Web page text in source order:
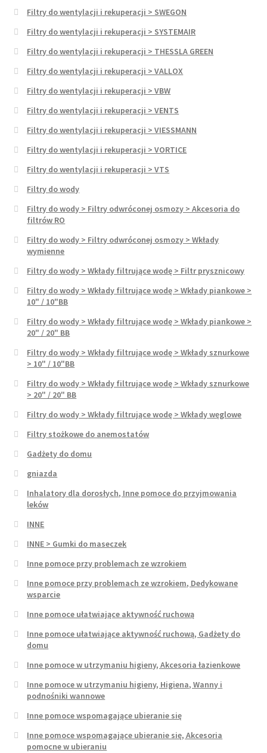
Filtry do wentylacji i rekuperacji > SWEGON
Filtry do wentylacji i rekuperacji > SYSTEMAIR
Filtry do wentylacji i rekuperacji > THESSLA GREEN
Filtry do wentylacji i rekuperacji > VALLOX
Filtry do wentylacji i rekuperacji > VBW
Filtry do wentylacji i rekuperacji > VENTS
Filtry do wentylacji i rekuperacji > VIESSMANN
Filtry do wentylacji i rekuperacji > VORTICE
Filtry do wentylacji i rekuperacji > VTS
Filtry do wody
Filtry do wody > Filtry odwróconej osmozy > Akcesoria do
filtrów RO
Filtry do wody > Filtry odwróconej osmozy > Wkłady
wymienne
Filtry do wody > Wkłady filtrujące wodę > Filtr prysznicowy
Filtry do wody > Wkłady filtrujące wodę > Wkłady piankowe >
10" / 10"BB
Filtry do wody > Wkłady filtrujące wodę > Wkłady piankowe >
20" / 20" BB
Filtry do wody > Wkłady filtrujące wodę > Wkłady sznurkowe
> 10" / 10"BB
Filtry do wody > Wkłady filtrujące wodę > Wkłady sznurkowe
> 20" / 20" BB
Filtry do wody > Wkłady filtrujące wodę > Wkłady węglowe
Filtry stożkowe do anemostatów
Gadżety do domu
gniazda
Inhalatory dla dorosłych, Inne pomoce do przyjmowania
leków
INNE
INNE > Gumki do maseczek
Inne pomoce przy problemach ze wzrokiem
Inne pomoce przy problemach ze wzrokiem, Dedykowane
wsparcie
Inne pomoce ułatwiające aktywność ruchową
Inne pomoce ułatwiające aktywność ruchową, Gadżety do
domu
Inne pomoce w utrzymaniu higieny, Akcesoria łazienkowe
Inne pomoce w utrzymaniu higieny, Higiena, Wanny i
podnośniki wannowe
Inne pomoce wspomagające ubieranie się
Inne pomoce wspomagające ubieranie się, Akcesoria
pomocne w ubieraniu